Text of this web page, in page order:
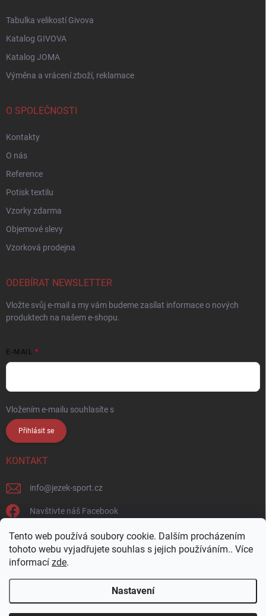
Tento web používá soubory cookie. Dalším procházením
tohoto webu vyjadřujete souhlas s jejich používáním.. Více
informací zde.
Nastavení
Tabulka velikostí Givova
Katalog GIVOVA
Katalog JOMA
Výměna a vrácení zboží, reklamace
O SPOLEČNOSTI
Kontakty
O nás
Reference
Potisk textilu
Vzorky zdarma
Objemové slevy
Vzorková prodejna
ODEBÍRAT NEWSLETTER
Vložte svůj e-mail a my vám budeme zasílat informace o nových
produktech na našem e-shopu.
E-MAIL
Vložením e-mailu souhlasíte s
Přihlásit se
KONTAKT
info@jezek-sport.cz
Navštivte náš Facebook
jezek_sport_np/